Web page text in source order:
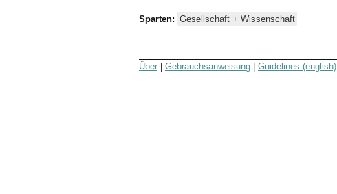
Sparten: Gesellschaft + Wissenschaft
Über Gebrauchsanweisung Guidelines (english)